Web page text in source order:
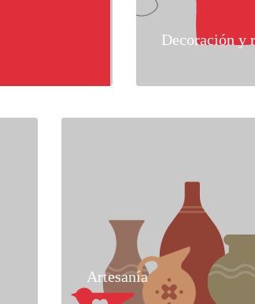
Decoración y
Artesanía